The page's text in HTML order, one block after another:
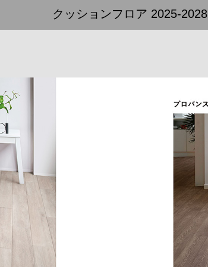
クッションフロア 2025-2028